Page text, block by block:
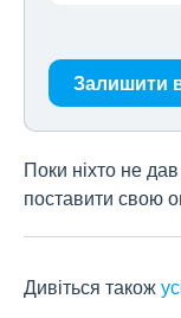
Залишити
Поки ніхто не
поставити свою
Дивіться також